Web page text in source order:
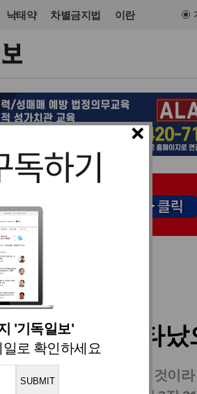
낙태약 차별금지법 이란
×
'기독일보'
로 확인하세요
06. 02 07:20
한 의가 나타났
자들에게 증거를 받은 것이